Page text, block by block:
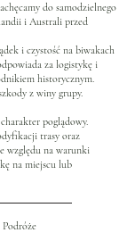
do samodzielnego
i Australi przed
i czystość na biwakach
za logistykę i
historycznym.
z winy grupy.
poglądowy.
trasy oraz
względu na warunki
na miejscu lub